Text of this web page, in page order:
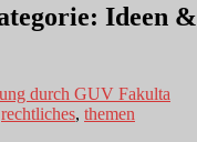
Ideen &
rechtliches, themen